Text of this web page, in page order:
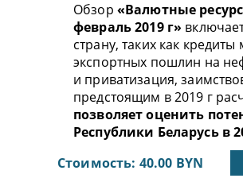
Обзор «Валютные
февраль 2019 г»
страну, таких как
экспортных пошлин на
и приватизация,
предстоящим в 2019 г
позволяет оценить
Республики Беларусь в
Стоимость: 40.00 BYN